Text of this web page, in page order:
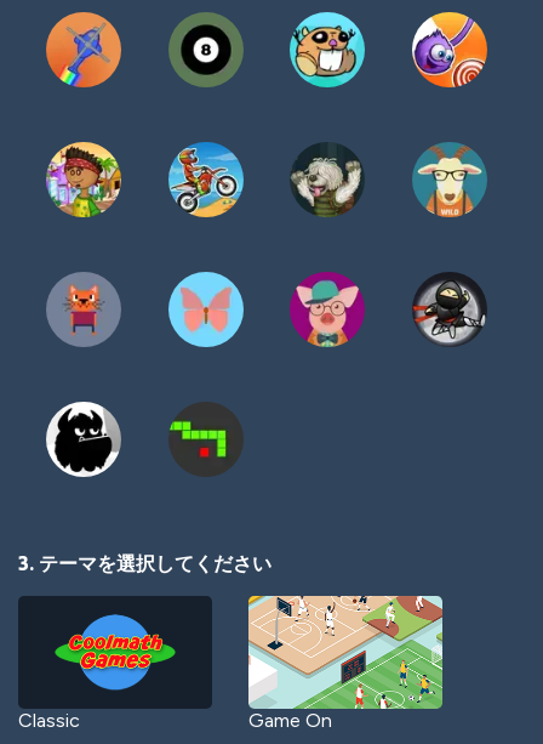
3. テーマを選択してください
Classic Game On